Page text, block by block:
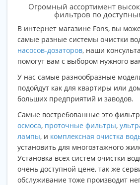
Огромный ассортимент
фильтров по
В интернет магазине Fons, вы
самые разные системы очистки
насосов-дозаторов, наши
помогут вам с выбором нужного
У нас самые разнообразные
подойдут как для квартиры или
больших предприятий и заводов.
Самые востребованные это
осмоса, проточные фильтры,
лампы, и комплексная очистка
установить для многоэтажного
Установка всех систем очистки
очень доступной цене, так же
обслуживание тоже производит